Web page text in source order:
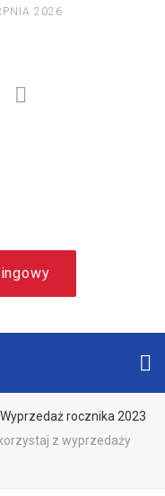
2026
Wyprzedaż rocznika 2023
z wyprzedaży